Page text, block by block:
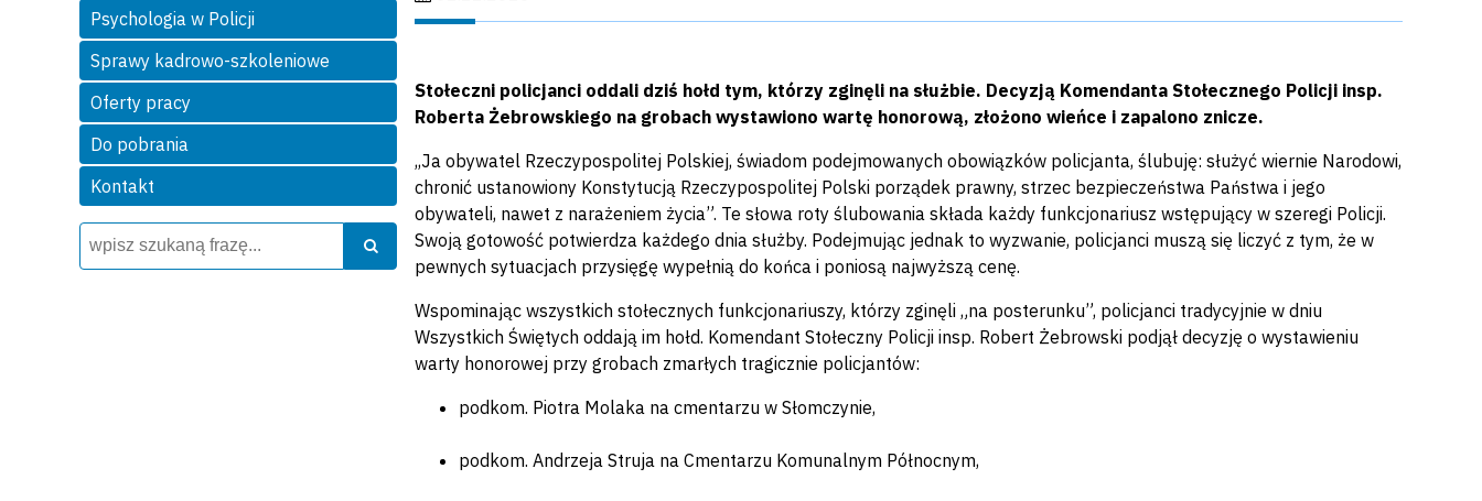
Psychologia w Policji
Sprawy kadrowo-szkoleniowe
Oferty pracy
Do pobrania
Kontakt
Wyszukiwarka
Szukaj Szukaj
Stołeczni policjanci oddali dziś hołd tym, którzy zginęli na służbie. Decyzją Komendanta Stołecznego Policji insp.
Roberta Żebrowskiego na grobach wystawiono wartę honorową, złożono wieńce i zapalono znicze.
,,Ja obywatel Rzeczypospolitej Polskiej, świadom podejmowanych obowiązków policjanta, ślubuję: służyć wiernie Narodowi,
chronić ustanowiony Konstytucją Rzeczypospolitej Polski porządek prawny, strzec bezpieczeństwa Państwa i jego
obywateli, nawet z narażeniem życia”. Te słowa roty ślubowania składa każdy funkcjonariusz wstępujący w szeregi Policji.
Swoją gotowość potwierdza każdego dnia służby. Podejmując jednak to wyzwanie, policjanci muszą się liczyć z tym, że w
pewnych sytuacjach przysięgę wypełnią do końca i poniosą najwyższą cenę.
Wspominając wszystkich stołecznych funkcjonariuszy, którzy zginęli „na posterunku”, policjanci tradycyjnie w dniu
Wszystkich Świętych oddają im hołd. Komendant Stołeczny Policji insp. Robert Żebrowski podjął decyzję o wystawieniu
warty honorowej przy grobach zmarłych tragicznie policjantów:
podkom. Piotra Molaka na cmentarzu w Słomczynie,
podkom. Andrzeja Struja na Cmentarzu Komunalnym Północnym,